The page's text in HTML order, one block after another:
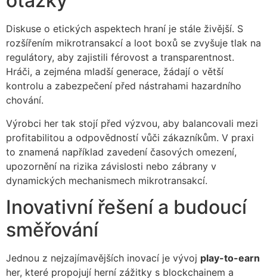
Diskuse o etických aspektech hraní je stále živější. S
rozšířením mikrotransakcí a loot boxů se zvyšuje tlak na
regulátory, aby zajistili férovost a transparentnost.
Hráči, a zejména mladší generace, žádají o větší
kontrolu a zabezpečení před nástrahami hazardního
chování.
Výrobci her tak stojí před výzvou, aby balancovali mezi
profitabilitou a odpovědností vůči zákazníkům. V praxi
to znamená například zavedení časových omezení,
upozornění na rizika závislosti nebo zábrany v
dynamických mechanismech mikrotransakcí.
Inovativní řešení a budoucí
směřování
Jednou z nejzajímavějších inovací je vývoj play-to-earn
her, které propojují herní zážitky s blockchainem a